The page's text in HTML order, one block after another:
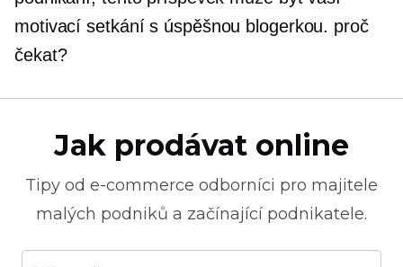
motivacísetkánís úspěšnou blogerkou. proč
čekat?
Jak prodávat online
Tipy od e-commerce odborníci pro majitele
malých podniků a začínající podnikatele.